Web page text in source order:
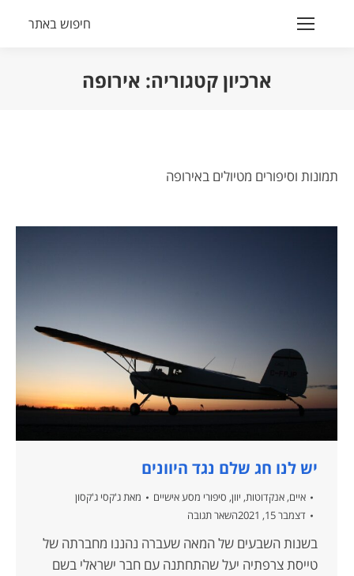
Search:
חיפוש באתר
ארכיון קטגוריה: אירופה
תמונות וסיפורים מטיולים באירופה
יש לנו חג שלם נגד היוונים
איים, אנקדוטות, יוון, סיפורי מסע אישיים מאתג'קסי ג'קסון
דצמבר 15, 2021
השאר תגובה
בשנות השבעים של המאה שעברה נהננו מחברתה של
טייסת צרפתיה יעל שהתחתנה עם חבר ישראלי בשם